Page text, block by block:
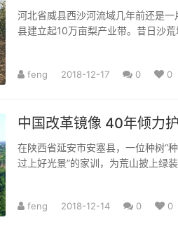
河北省威县西沙河流域几年前还是
县建立起10万亩梨产业带。昔日沙
feng 2018-12-17 0 0
中国改革镜像 40年倾力
在陕西省延安市安塞县，一位种树“
过上好光景”的家训，为荒山披上绿
feng 2018-12-14 0 0